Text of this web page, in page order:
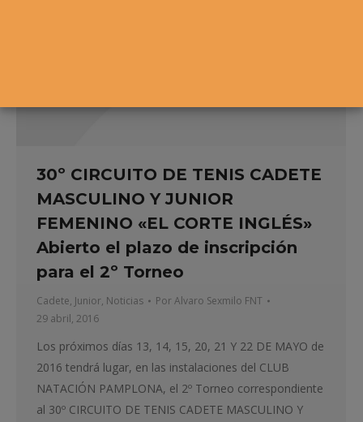
30º CIRCUITO DE TENIS CADETE
MASCULINO Y JUNIOR
FEMENINO «EL CORTE INGLÉS»
Abierto el plazo de inscripción
para el 2º Torneo
Cadete, Junior, Noticias PorAlvaro Sexmilo FNT
29 abril, 2016
Los próximos días 13, 14, 15, 20, 21 Y 22 DE MAYO de
2016 tendrá lugar, en las instalaciones del CLUB
NATACIÓN PAMPLONA, el 2º Torneo correspondiente
al 30º CIRCUITO DE TENIS CADETE MASCULINO Y